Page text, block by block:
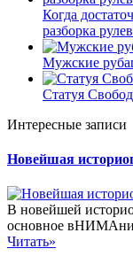
Когда
разборка
Мужские
Статуя
Интересные записи
Новейшая
В новейшей
основное
Читать»